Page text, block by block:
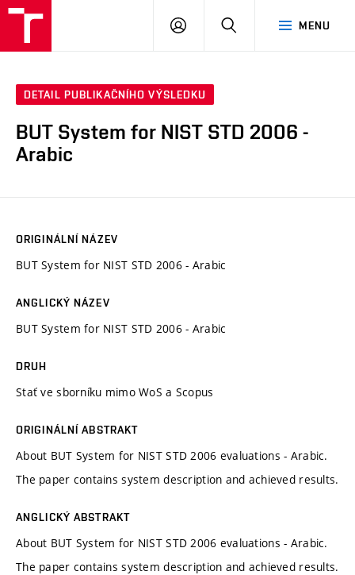
MENU
PŘIHLÁSIT
DETAIL PUBLIKAČNÍHO VÝSLEDKU
BUT System for NIST STD 2006 -
Arabic
ORIGINÁLNÍ NÁZEV
BUT System for NIST STD 2006 - Arabic
ANGLICKÝ NÁZEV
BUT System for NIST STD 2006 - Arabic
DRUH
Stať ve sborníku mimo WoS a Scopus
ORIGINÁLNÍ ABSTRAKT
About BUT System for NIST STD 2006 evaluations - Arabic.
The paper contains system description and achieved results.
ANGLICKÝ ABSTRAKT
About BUT System for NIST STD 2006 evaluations - Arabic.
The paper contains system description and achieved results.